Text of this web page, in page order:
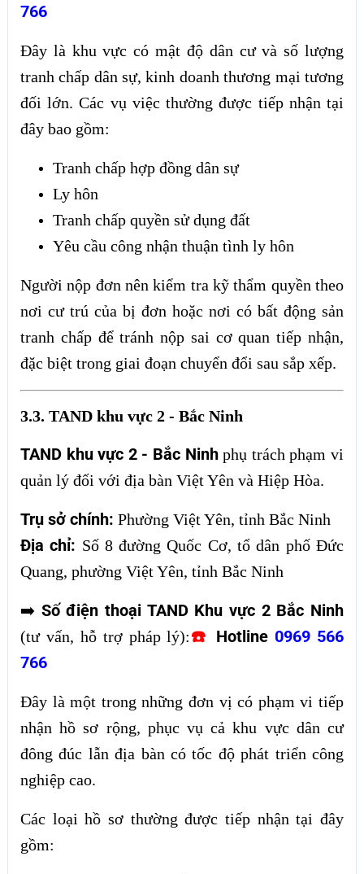
766
Đây là khu vực có mật độ dân cư và số lượng
tranh chấp dân sự, kinh doanh thương mại tương
đối lớn. Các vụ việc thường được tiếp nhận tại
đây bao gồm:
Tranh chấp hợp đồng dân sự
Ly hôn
Tranh chấp quyền sử dụng đất
Yêu cầu công nhận thuận tình ly hôn
Người nộp đơn nên kiểm tra kỹ thẩm quyền theo
nơi cư trú của bị đơn hoặc nơi có bất động sản
tranh chấp để tránh nộp sai cơ quan tiếp nhận,
đặc biệt trong giai đoạn chuyển đổi sau sắp xếp.
3.3. TAND khu vực 2 - Bắc Ninh
TAND khu vực 2 - Bắc Ninhphụ trách phạm vi
quản lý đối với địa bàn Việt Yên và Hiệp Hòa.
Trụ sở chính: Phường Việt Yên, tỉnh Bắc Ninh
Địa chỉ: Số 8 đường Quốc Cơ, tổ dân phố Đức
Quang, phường Việt Yên, tỉnh Bắc Ninh
➡️ Số điện thoại TAND Khu vực 2 Bắc Ninh
(tư vấn, hỗ trợ pháp lý):☎️ Hotline 0969 566
766
Đây là một trong những đơn vị có phạm vi tiếp
nhận hồ sơ rộng, phục vụ cả khu vực dân cư
đông đúc lẫn địa bàn có tốc độ phát triển công
nghiệp cao.
Các loại hồ sơ thường được tiếp nhận tại đây
gồm: